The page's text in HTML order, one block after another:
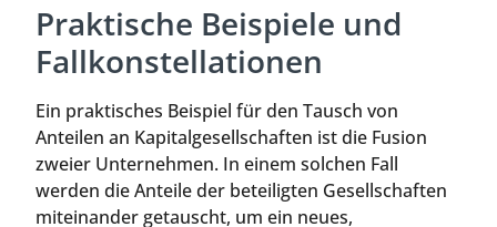
Praktische Beispiele und
Fallkonstellationen
Ein praktisches Beispiel für den Tausch von
Anteilen an Kapitalgesellschaften ist die Fusion
zweier Unternehmen. In einem solchen Fall
werden die Anteile der beteiligten Gesellschaften
miteinander getauscht, um ein neues,